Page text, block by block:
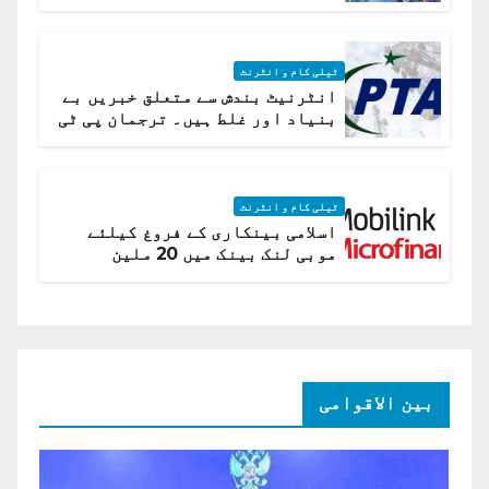
ٹیلی کام و انٹرنٹ
انٹرنیٹ بندش سے متعلق خبریں بے
بنیاد اور غلط ہیں۔ ترجمان پی ٹی
ٹیلی کام و انٹرنٹ
اسلامی بینکاری کے فروغ کیلئے
موبی لنک بینک میں 20 ملین
بین الاقوامی